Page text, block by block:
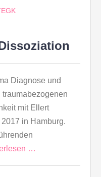
Diagnose und
mit Ellert
in Hamburg.
…